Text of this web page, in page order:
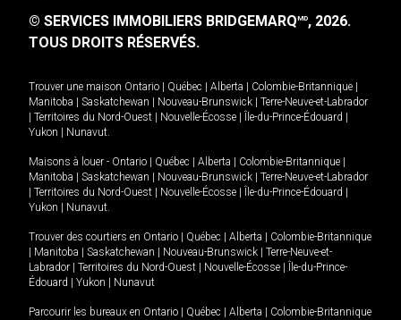
© SERVICES IMMOBILIERS BRIDGEMARQMD, 2026.
TOUS DROITS RÉSERVÉS.
Trouver une maison Ontario Québec Alberta Colombie-Britannique
Manitoba
Saskatchewan Nouveau-Brunswick
Terre-Neuve-et-Labrador
Territoires du Nord-Ouest Nouvelle-Écosse Île-du-Prince-Édouard
Yukon
Nunavut.
Maisons à louer - Ontario Québec Alberta Colombie-Britannique
Manitoba
Saskatchewan Nouveau-Brunswick
Terre-Neuve-et-Labrador
Territoires du Nord-Ouest Nouvelle-Écosse Île-du-Prince-Édouard
Yukon
Nunavut.
Trouver des courtiers en Ontario Québec Alberta
Colombie-Britannique
Manitoba Saskatchewan Nouveau-Brunswick
Terre-Neuve-et-
Labrador
Territoires du Nord-Ouest Nouvelle-Écosse
Île-du-Prince-
Édouard
Yukon Nunavut
Parcourir les bureaux en Ontario Québec Alberta
Colombie-Britannique